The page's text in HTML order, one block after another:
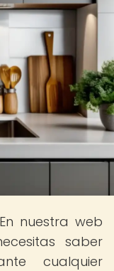
nuestra web
saber
cualquier